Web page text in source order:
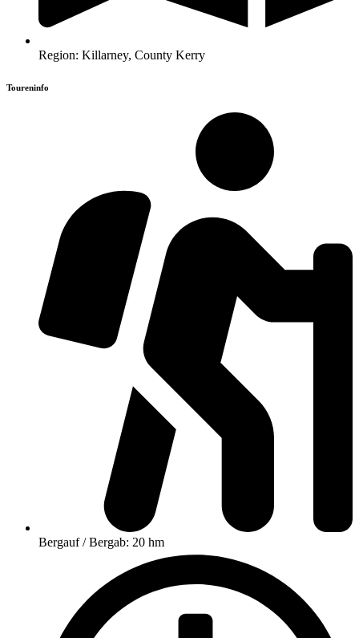
Region: Killarney, County Kerry
Toureninfo
Bergauf / Bergab: 20 hm